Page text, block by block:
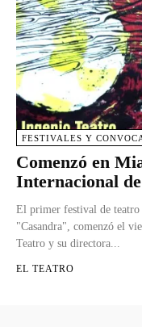
FESTIVALES Y
Comenzó en
Internacional
El primer festival de teatro
"Casandra", comenzó el
Teatro y su directora...
EL TEATRO